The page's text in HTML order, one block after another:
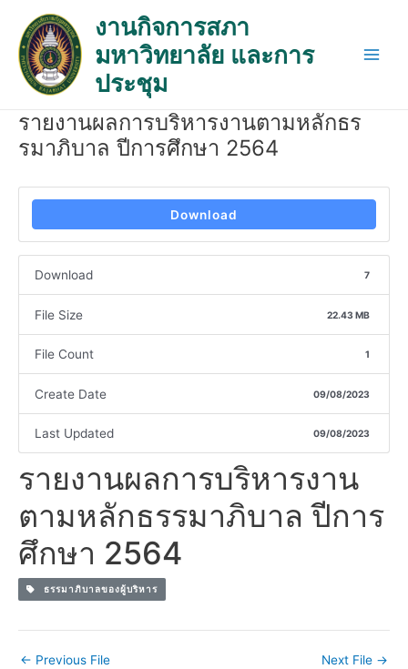
content
งานกิจการสภา
มหาวิทยาลัย และการ
ประชุม
รายงานผลการบริหารงานตามหลักธร
รมาภิบาล ปีการศึกษา 2564
Download
Download 7
File Size 22.43 MB
File Count 1
Create Date 09/08/2023
Last Updated 09/08/2023
รายงานผลการบริหารงาน
ตามหลักธรรมาภิบาล ปีการ
ศึกษา 2564
ธรรมาภิบาลของผู้บริหาร
navigation
← Previous File Next File →